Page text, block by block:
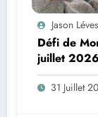
Jason
Défi de
juillet 2026
31 Juillet